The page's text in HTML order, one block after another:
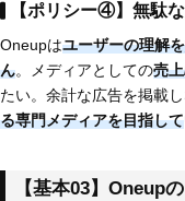
【ポリシー④】無駄
Oneupはユーザーの理解
ん。メディアとしての売
たい。余計な広告を掲載し
る専門メディアを目指して
【基本03】Oneup